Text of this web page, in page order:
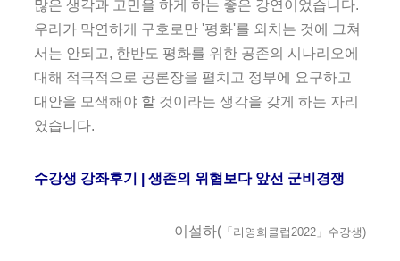
많은 생각과 고민을 하게 하는 좋은 강연이었습니다.
우리가 막연하게 구호로만 '평화'를 외치는 것에 그쳐
서는 안되고, 한반도 평화를 위한 공존의 시나리오에
대해 적극적으로 공론장을 펼치고 정부에 요구하고
대안을 모색해야 할 것이라는 생각을 갖게 하는 자리
였습니다.
수강생 강좌후기 | 생존의 위협보다 앞선 군비경쟁
이설하( 「리영희클럽2022」수강생)